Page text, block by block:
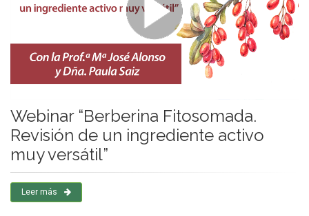
Webinar “Berberina Fitosomada.
Revisión de un ingrediente activo
muy versátil”
Leer más